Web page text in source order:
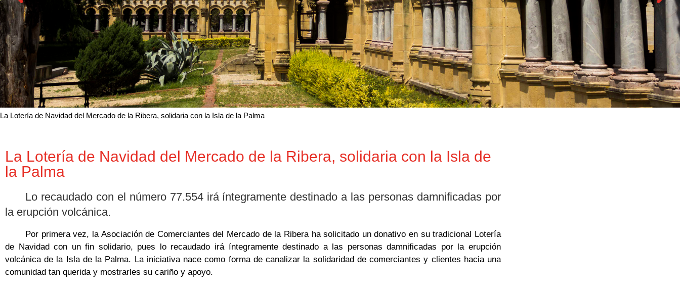
La Lotería de Navidad del Mercado de la Ribera, solidaria con la Isla de la Palma
La Lotería de Navidad del Mercado de la Ribera, solidaria con la Isla de
la Palma
Lo recaudado con el número 77.554 irá íntegramente destinado a las personas damnificadas por
la erupción volcánica.
Por primera vez, la Asociación de Comerciantes del Mercado de la Ribera ha solicitado un donativo en su tradicional Lotería
de Navidad con un fin solidario, pues lo recaudado irá íntegramente destinado a las personas damnificadas por la erupción
volcánica de la Isla de la Palma. La iniciativa nace como forma de canalizar la solidaridad de comerciantes y clientes hacia una
comunidad tan querida y mostrarles su cariño y apoyo.